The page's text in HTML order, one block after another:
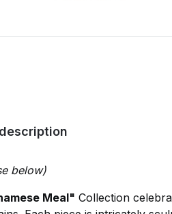
below)
Meal" Collection